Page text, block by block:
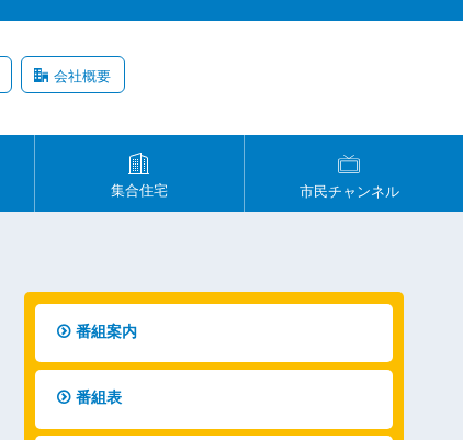
会社概要
集合住宅 市民チャンネル
番組案内
番組表